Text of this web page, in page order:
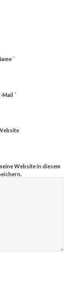
*
Mail *
Website in diesem